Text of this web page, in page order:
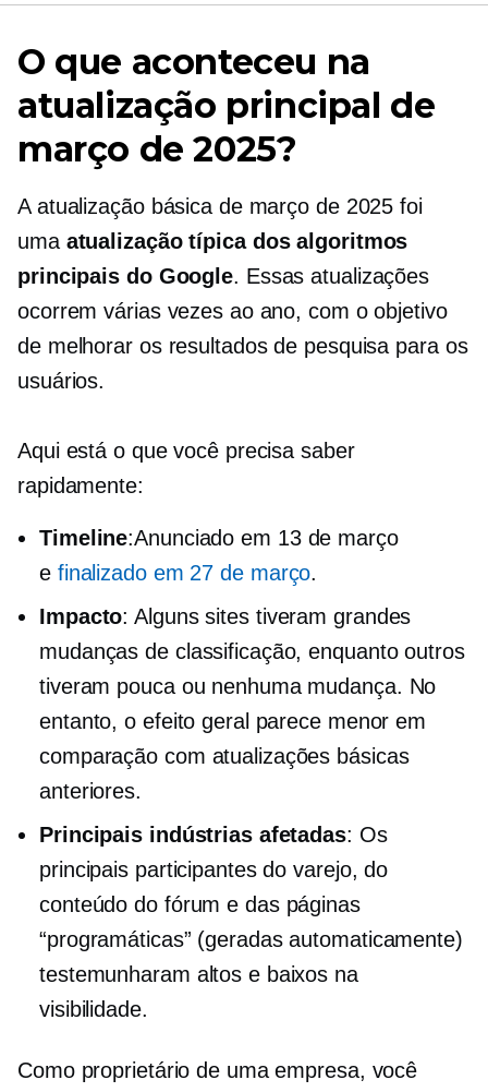
O que aconteceu na
atualização principal de
março de 2025?
A atualização básica de março de 2025 foi
uma atualização típica dos algoritmos
principais do Google. Essas atualizações
ocorrem várias vezes ao ano, com o objetivo
de melhorar os resultados de pesquisa para os
usuários.
Aqui está o que você precisa saber
rapidamente:
Timeline:Anunciado em 13 de março
e finalizado em 27 de março.
Impacto: Alguns sites tiveram grandes
mudanças de classificação, enquanto outros
tiveram pouca ou nenhuma mudança. No
entanto, o efeito geral parece menor em
comparação com atualizações básicas
anteriores.
Principais indústrias afetadas: Os
principais participantes do varejo, do
conteúdo do fórum e das páginas
“programáticas” (geradas automaticamente)
testemunharam altos e baixos na
visibilidade.
Como proprietário de uma empresa, você